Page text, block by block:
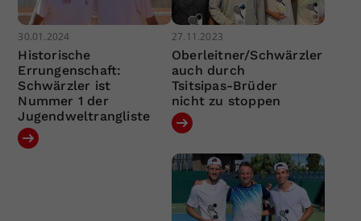
30.01.2024
Historische
Errungenschaft:
Schwärzler ist
Nummer 1 der
Jugendweltrangliste
27.11.2023
Oberleitner/Schwärzler
auch durch
Tsitsipas-Brüder
nicht zu stoppen